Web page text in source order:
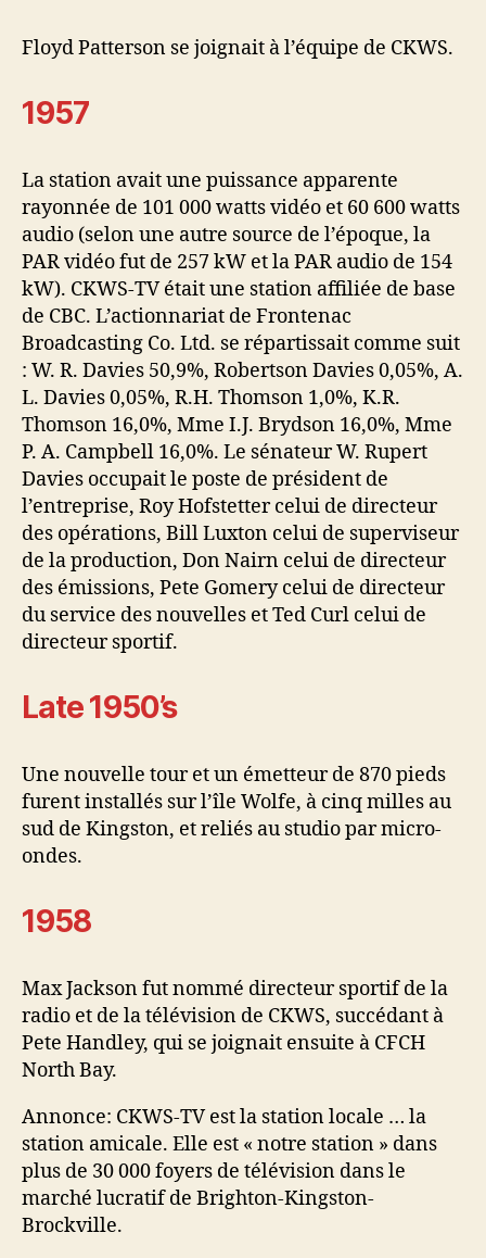
Floyd Patterson se joignait à l’équipe de CKWS.
1957
La station avait une puissance apparente
rayonnée de 101 000 watts vidéo et 60 600 watts
audio (selon une autre source de l’époque, la
PAR vidéo fut de 257 kW et la PAR audio de 154
kW). CKWS-TV était une station affiliée de base
de CBC. L’actionnariat de Frontenac
Broadcasting Co. Ltd. se répartissait comme suit
: W. R. Davies 50,9%, Robertson Davies 0,05%, A.
L. Davies 0,05%, R.H. Thomson 1,0%, K.R.
Thomson 16,0%, Mme I.J. Brydson 16,0%, Mme
P. A. Campbell 16,0%. Le sénateur W. Rupert
Davies occupait le poste de président de
l’entreprise, Roy Hofstetter celui de directeur
des opérations, Bill Luxton celui de superviseur
de la production, Don Nairn celui de directeur
des émissions, Pete Gomery celui de directeur
du service des nouvelles et Ted Curl celui de
directeur sportif.
Late 1950’s
Une nouvelle tour et un émetteur de 870 pieds
furent installés sur l’île Wolfe, à cinq milles au
sud de Kingston, et reliés au studio par micro-
ondes.
1958
Max Jackson fut nommé directeur sportif de la
radio et de la télévision de CKWS, succédant à
Pete Handley, qui se joignait ensuite à CFCH
North Bay.
Annonce: CKWS-TV est la station locale … la
station amicale. Elle est « notre station » dans
plus de 30 000 foyers de télévision dans le
marché lucratif de Brighton-Kingston-
Brockville.